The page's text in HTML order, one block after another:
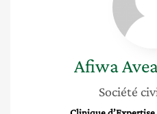
Afiwa
Société